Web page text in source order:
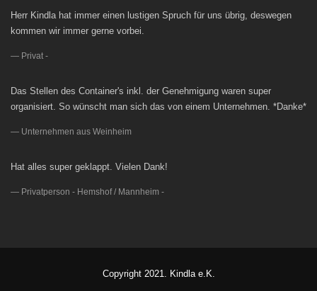
Herr Kindla hat immer einen lustigen Spruch für uns übrig, deswegen
kommen wir immer gerne vorbei.
Privat -
Das Stellen des Container's inkl. der Genehmigung waren super
organisiert. So wünscht man sich das von einem Unternehmen. *Danke*
Unternehmen aus Weinheim
Hat alles super geklappt. Vielen Dank!
Privatperson - Hemshof / Mannheim -
Copyright 2021. Kindla e.K.